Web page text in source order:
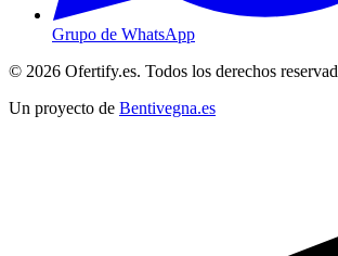
Grupo de WhatsApp
© 2026 Ofertify.es. Todos los derechos
Un proyecto de Bentivegna.es